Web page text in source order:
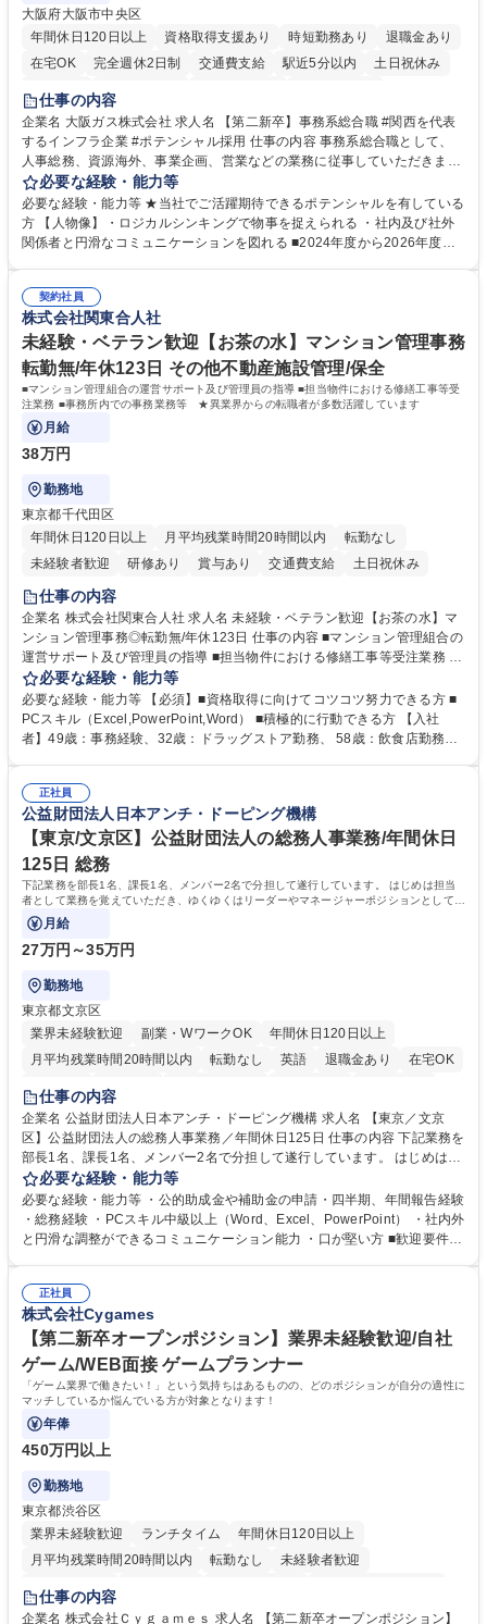
大阪府大阪市中央区
年間休日120日以上
資格取得支援あり 時短勤務あり
退職金あり
在宅OK
完全週休2日制 交通費支給 駅近5分以内
土日祝休み
服装自由
第二新卒歓迎
仕事の内容
企業名 大阪ガス株式会社 求人名 【第二新卒】事務系総合職 #関西を代表
するインフラ企業 #ポテンシャル採用 仕事の内容 事務系総合職として、
人事総務、資源海外、事業企画、営業などの業務に従事していただきま
す。 【業務内容の一例】■所属事業部の勤労業務 ■海外に関係する各種業
務 ■営業部門の企画スタッフ、ルート営業 【キャリアパス】入社後の配属
ポジションで一定期間ご活躍頂いた後、本人の適性及び将来のキャリアを
鑑みてジョブローテーションを行います。 【育成】OJTでの現場育成や研
表するインフラ企業 #ポテンシャル採用
必要な経験・能力等
必要な経験・能力等 ★当社でご活躍期待できるポテンシャルを有している
方 【人物像】・ロジカルシンキングで物事を捉えられる ・社内及び社外
関係者と円滑なコミュニケーションを図れる ■2024年度から2026年度ま
72.html ■エネルギーセキュリティの不安定化や気候変動による自然災害の
甚大化など、これまで以上に社会課題解決の重要性が高まっています。
「未来の日常」の創造に向けて持続可能な社会の実現に貢献してまいりま
す。 学歴・資格 学歴：大学院 大学 語学力： 資格：
契約社員
株式会社関東合人社
未経験・ベテラン歓迎【お茶の水】マンション管理事務
転勤無/年休123日 その他不動産施設管理/保全
■マンション管理組合の運営サポート及び管理員の指導 ■担当物件における修繕工事等受
注業務 ■事務所内での事務業務等 ★異業界からの転職者が多数活躍しています
月給
38万円
勤務地
東京都千代田区
年間休日120日以上
月平均残業時間20時間以内
転勤なし
未経験者歓迎
研修あり 賞与あり 交通費支給 土日祝休み
仕事の内容
企業名 株式会社関東合人社 求人名 未経験・ベテラン歓迎【お茶の水】マ
ンション管理事務◎転勤無/年休123日 仕事の内容 ■マンション管理組合の
運営サポート及び管理員の指導 ■担当物件における修繕工事等受注業務 ■
事務所内での事務業務等 ★異業界からの転職者が多数活躍しています
【年収補足】532万円 ＋別途インセンティヴで平均約100万円/年（昨年度
実績） ＋管理業務主任者資格手当50,000円/月 ★親会社である株式会社合
人社計画研究所社のグループ会社として、質の高いサービスと適性価格を
無/年休123日
必要な経験・能力等
必要な経験・能力等 【必須】■資格取得に向けてコツコツ努力できる方 ■
PCスキル（Excel,PowerPoint,Word） ■積極的に行動できる方 【入社
者】49歳：事務経験、32歳：ドラッグストア勤務、 58歳：飲食店勤務
得出来ております！ 【魅力】■フレックス制度、未経験からでも下限年収
を一律支給！ ■管理業務主任者資格取得後には50,000円/月の手当あり！
学歴・資格 学歴：大学院 大学 高専 短大 専修学校 高校 語学力： 資格：第
一種運転免許普通自動車
正社員
公益財団法人日本アンチ・ドーピング機構
【東京/文京区】公益財団法人の総務人事業務/年間休日
125日 総務
下記業務を部長1名、課長1名、メンバー2名で分担して遂行しています。 はじめは担当
者として業務を覚えていただき、ゆくゆくはリーダーやマネージャーポジションとして活
躍いただくことを期待しています。
月給
27万円～35万円
勤務地
東京都文京区
業界未経験歓迎
副業・WワークOK
年間休日120日以上
月平均残業時間20時間以内
転勤なし 英語 退職金あり
在宅OK
賞与あり
育休あり
食事補助あり
仕事の内容
企業名 公益財団法人日本アンチ・ドーピング機構 求人名 【東京／文京
区】公益財団法人の総務人事業務／年間休日125日 仕事の内容 下記業務を
部長1名、課長1名、メンバー2名で分担して遂行しています。 はじめは担
当者として業務を覚えていただき、ゆくゆくはリーダーやマネージャーポ
ジションとして活躍いただくことを期待しています。 【総務・人事グルー
プの業務内容】 ・人事制度関連 ・採用活動 ・教育研修の企画、実行 ・勤
怠管理 ・官公庁への各種提出 ・法定の会議運営（評議員会、理事会） ・
管理 ・福利厚生関連 ・職員からの問合せ、相談対応 ・その他日常の総務
業務全般 募集職種 【東京／文京区】公益財団法人の総務人事業務／年間
休日125日
必要な経験・能力等
必要な経験・能力等 ・公的助成金や補助金の申請・四半期、年間報告経験
・総務経験 ・PCスキル中級以上（Word、Excel、PowerPoint） ・社内外
と円滑な調整ができるコミュニケーション能力 ・口が堅い方 ■歓迎要件
正社員
株式会社Cygames
【第二新卒オープンポジション】業界未経験歓迎/自社
ゲーム/WEB面接 ゲームプランナー
「ゲーム業界で働きたい！」という気持ちはあるものの、どのポジションが自分の適性に
マッチしているか悩んでいる方が対象となります！
年俸
450万円以上
勤務地
東京都渋谷区
業界未経験歓迎
ランチタイム
年間休日120日以上
月平均残業時間20時間以内
転勤なし
未経験者歓迎
住宅手当あり
交通費支給
土日祝休み 服装自由 昼食補助あり 第二新卒歓迎
仕事の内容
企業名 株式会社Ｃｙｇａｍｅｓ 求人名 【第二新卒オープンポジション】